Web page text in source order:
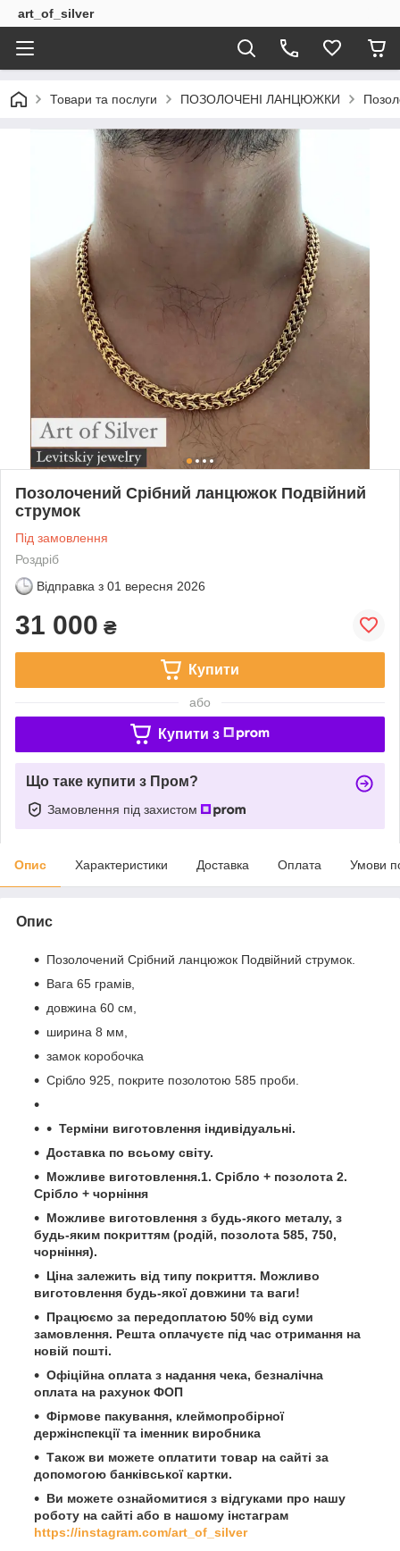
art_of_silver
Товари та послуги ПОЗОЛОЧЕНІ ЛАНЦЮЖКИ
Позолочений Срібний ланцюжок Подвійний
струмок
Під замовлення
Роздріб
Відправка з 01 вересня 2026
31 000 ₴
Купити
або
Купити з
Що таке купити з Пром?
Замовлення під захистом
Опис Характеристики Доставка Оплата Умови
Опис
Позолочений Срібний ланцюжок Подвійний струмок.
Вага 65 грамів,
довжина 60 см,
ширина 8 мм,
замок коробочка
Срібло 925, покрите позолотою 585 проби.
Терміни виготовлення індивідуальні.
Доставка по всьому світу.
Можливе виготовлення.1. Срібло + позолота 2.
Срібло + чорніння
Можливе виготовлення з будь-якого металу, з
будь-яким покриттям (родій, позолота 585, 750,
чорніння).
Ціна залежить від типу покриття. Можливо
виготовлення будь-якої довжини та ваги!
Працюємо за передоплатою 50% від суми
замовлення. Решта оплачуєте під час отримання на
новій пошті.
Офіційна оплата з надання чека, безналічна
оплата на рахунок ФОП
Фірмове пакування, клеймопробірної
держінспекції та іменник виробника
Також ви можете оплатити товар на сайті за
допомогою банківської картки.
Ви можете ознайомитися з відгуками про нашу
роботу на сайті або в нашому інстаграм
https://instagram.com/art_of_silver